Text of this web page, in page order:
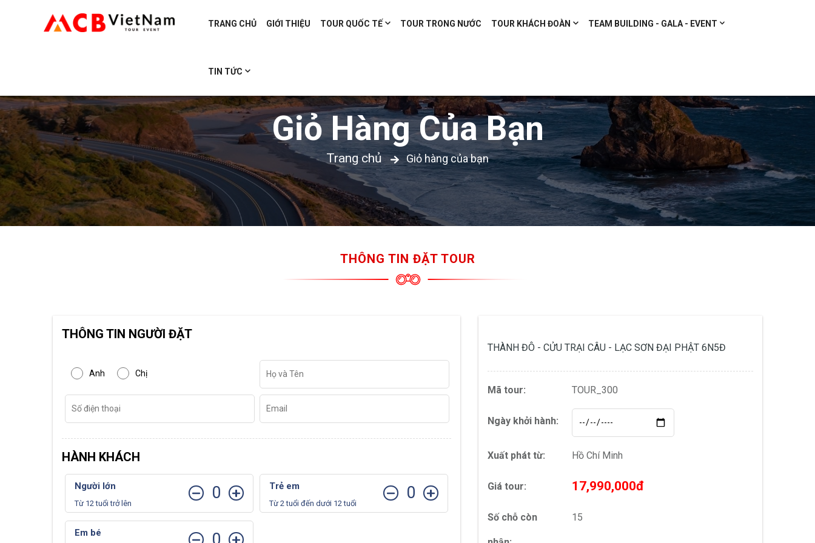
TRANG CHỦ GIỚI THIỆU TOUR QUỐC TẾ TOUR TRONG NƯỚC TOUR KHÁCH ĐOÀN TEAM BUILDING - GALA - EVENT
TIN TỨC
Giỏ Hàng Của Bạn
Trang chủ Giỏ hàng của bạn
THÔNG TIN ĐẶT TOUR
THÔNG TIN NGƯỜI ĐẶT
Anh Chị
HÀNH KHÁCH
Người lớn
Từ 12 tuổi trở lên
0 Trẻ em
Từ 2 tuổi đến dưới 12 tuổi
0
Em bé
THÀNH ĐÔ - CỬU TRẠI CÂU - LẠC SƠN ĐẠI PHẬT 6N5Đ
Mã tour: TOUR_300
Ngày khởi hành:
Xuất phát từ: Hồ Chí Minh
Giá tour: 17,990,000đ
Số chỗ còn 15